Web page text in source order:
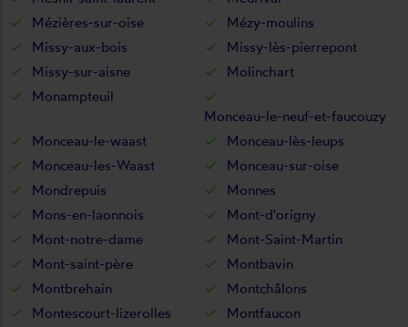
Mézières-sur-oise
Mézy-moulins
Missy-aux-bois
Missy-lès-pierrepont
Missy-sur-aisne
Molinchart
Monampteuil
Monceau-le-neuf-et-faucouzy
Monceau-le-waast
Monceau-lès-leups
Monceau-les-Waast
Monceau-sur-oise
Mondrepuis
Monnes
Mons-en-laonnois
Mont-d'origny
Mont-notre-dame
Mont-Saint-Martin
Mont-saint-père
Montbavin
Montbrehain
Montchâlons
Montescourt-lizerolles
Montfaucon